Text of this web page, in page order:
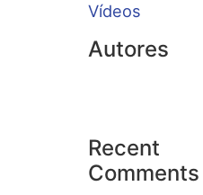
Vídeos
Autores
Recent
Comments